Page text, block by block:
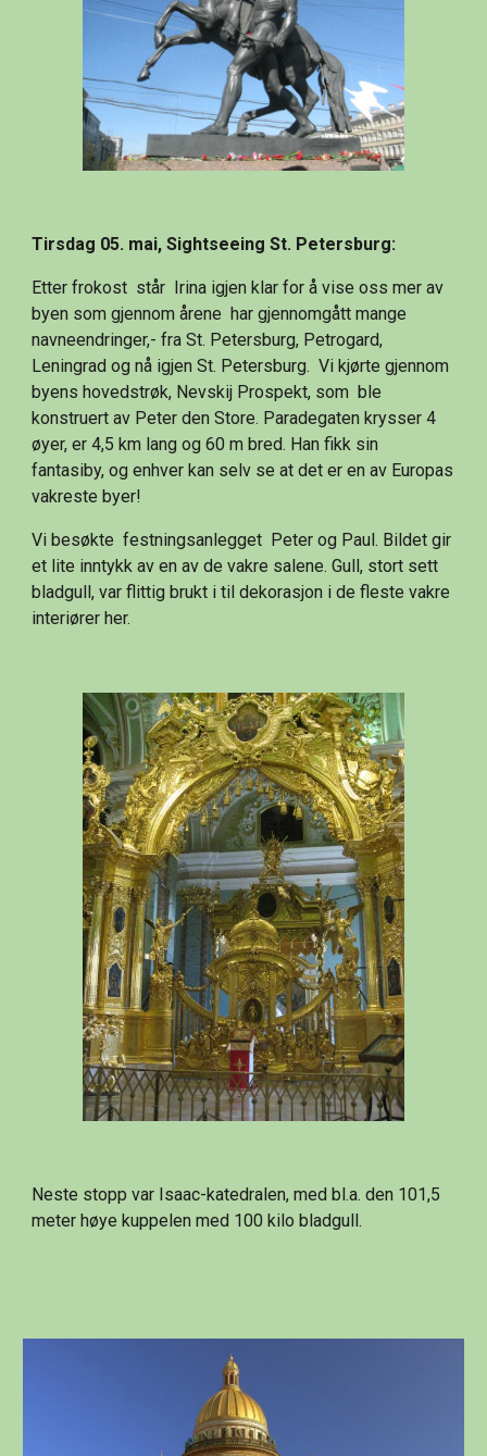
Tirsdag 05. mai, Sightseeing St. Petersburg:
Etter frokost  står  Irina igjen klar for å vise oss mer av
byen som gjennom årene  har gjennomgått mange
navneendringer,- fra St. Petersburg, Petrogard,
Leningrad og nå igjen St. Petersburg.  Vi kjørte gjennom
byens hovedstrøk, Nevskij Prospekt, som  ble
konstruert av Peter den Store. Paradegaten krysser 4
øyer, er 4,5 km lang og 60 m bred. Han fikk sin
fantasiby, og enhver kan selv se at det er en av Europas
vakreste byer!
Vi besøkte  festningsanlegget  Peter og Paul. Bildet gir
et lite inntykk av en av de vakre salene. Gull, stort sett
bladgull, var flittig brukt i til dekorasjon i de fleste vakre
interiører her.
Neste stopp var Isaac-katedralen, med bl.a. den 101,5
meter høye kuppelen med 100 kilo bladgull.